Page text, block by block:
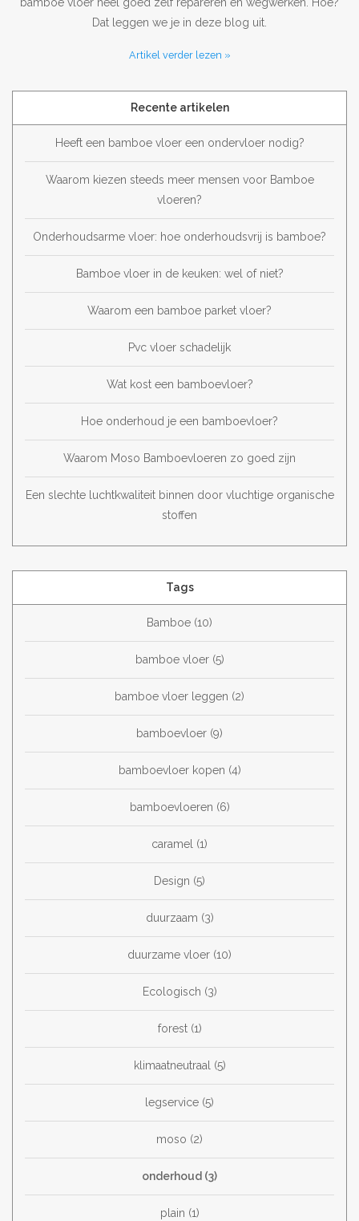
bamboe vloer heel goed zelf repareren en wegwerken. Hoe?
Dat leggen we je in deze blog uit.
Artikel verder lezen »
Recente artikelen
Heeft een bamboe vloer een ondervloer nodig?
Waarom kiezen steeds meer mensen voor Bamboe
vloeren?
Onderhoudsarme vloer: hoe onderhoudsvrij is bamboe?
Bamboe vloer in de keuken: wel of niet?
Waarom een bamboe parket vloer?
Pvc vloer schadelijk
Wat kost een bamboevloer?
Hoe onderhoud je een bamboevloer?
Waarom Moso Bamboevloeren zo goed zijn
Een slechte luchtkwaliteit binnen door vluchtige organische
stoffen
Tags
Bamboe (10)
bamboe vloer (5)
bamboe vloer leggen (2)
bamboevloer (9)
bamboevloer kopen (4)
bamboevloeren (6)
caramel (1)
Design (5)
duurzaam (3)
duurzame vloer (10)
Ecologisch (3)
forest (1)
klimaatneutraal (5)
legservice (5)
moso (2)
onderhoud (3)
plain (1)